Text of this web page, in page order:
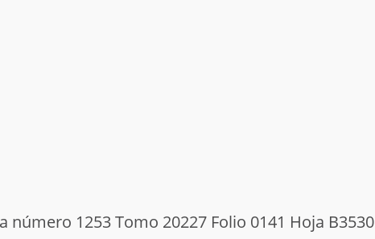
número 1253 Tomo 20227 Folio 0141 Hoja B3530